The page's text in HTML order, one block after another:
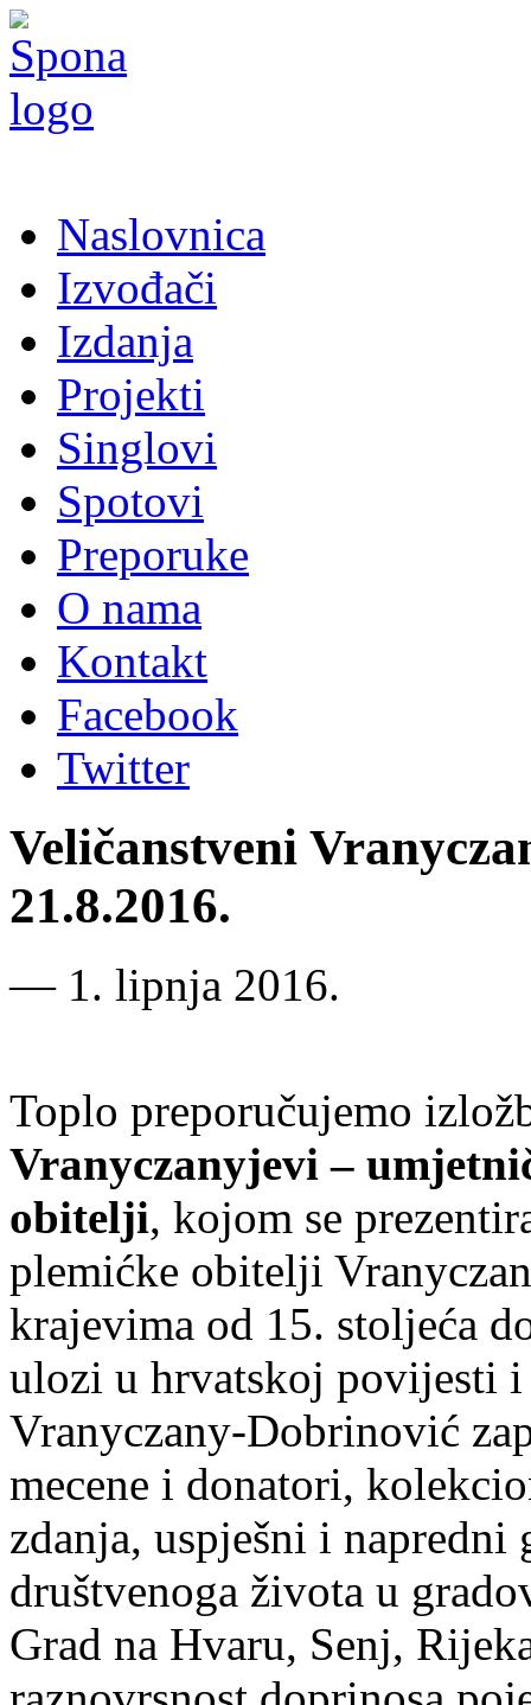
Naslovnica
Izvođači
Izdanja
Projekti
Singlovi
Spotovi
Preporuke
O nama
Kontakt
Facebook
Twitter
Veličanstveni
21.8.2016.
― 1. lipnja 2016.
Toplo preporučujemo
Vranyczanyjevi –
obitelji, kojom se
plemićke obitelji
krajevima od 15. stoljeća
ulozi u hrvatskoj povijesti
Vranyczany-Dobrinović
mecene i donatori,
zdanja, uspješni i napredni
društvenoga života u
Grad na Hvaru, Senj,